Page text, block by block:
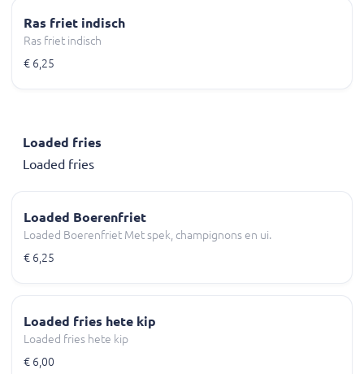
Ras friet indisch
Ras friet indisch
€ 6,25
Loaded fries
Loaded fries
Loaded Boerenfriet
Loaded Boerenfriet Met spek, champignons en ui.
€ 6,25
Loaded fries hete kip
Loaded fries hete kip
€ 6,00